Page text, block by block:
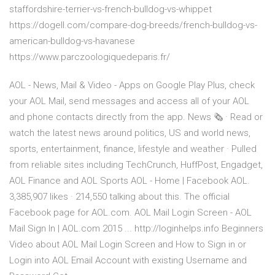
staffordshire-terrier-vs-french-bulldog-vs-whippet
https://dogell.com/compare-dog-breeds/french-bulldog-vs-
american-bulldog-vs-havanese
https://www.parczoologiquedeparis.fr/
AOL - News, Mail & Video - Apps on Google Play Plus, check
your AOL Mail, send messages and access all of your AOL
and phone contacts directly from the app. News 🗞 · Read or
watch the latest news around politics, US and world news,
sports, entertainment, finance, lifestyle and weather · Pulled
from reliable sites including TechCrunch, HuffPost, Engadget,
AOL Finance and AOL Sports AOL - Home | Facebook AOL.
3,385,907 likes · 214,550 talking about this. The official
Facebook page for AOL.com. AOL Mail Login Screen - AOL
Mail Sign In | AOL.com 2015 ... http://loginhelps.info Beginners
Video about AOL Mail Login Screen and How to Sign in or
Login into AOL Email Account with existing Username and